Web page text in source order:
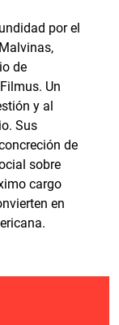
por el
de
Un
y al
Sus
de
sobre
cargo
en